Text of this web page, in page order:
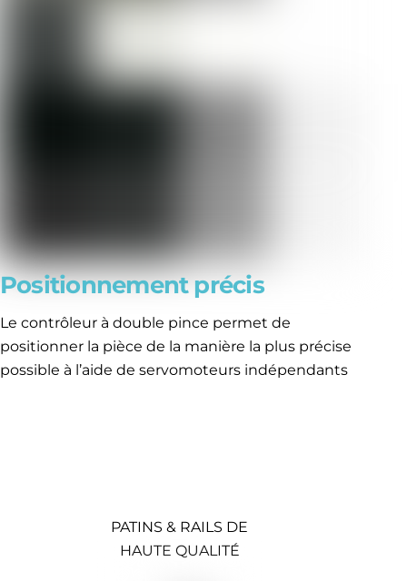
Positionnement précis
Le contrôleur à double pince permet de
positionner la pièce de la manière la plus précise
possible à l’aide de servomoteurs indépendants
PATINS & RAILS DE
HAUTE QUALITÉ